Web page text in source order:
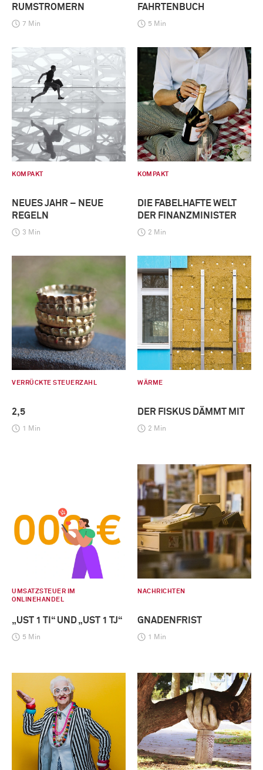
RUMSTROMERN
7 Min
FAHRTENBUCH
5 Min
KOMPAKT
NEUES JAHR – NEUE
REGELN
3 Min
KOMPAKT
DIE FABELHAFTE WELT
DER FINANZMINISTER
2 Min
VERRÜCKTE STEUERZAHL
2,5
1 Min
WÄRME
DER FISKUS DÄMMT MIT
2 Min
UMSATZSTEUER IM
ONLINEHANDEL
„UST 1 TI“ UND „UST 1 TJ“
5 Min
NACHRICHTEN
GNADENFRIST
1 Min